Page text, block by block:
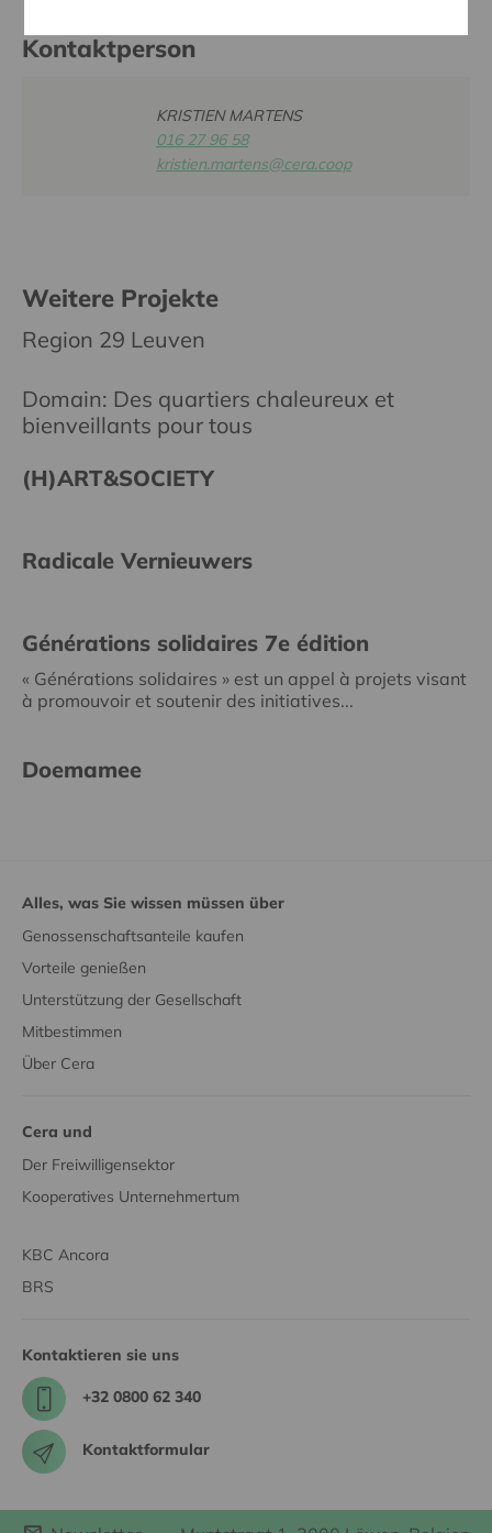
Kontaktperson
KRISTIEN MARTENS
016 27 96 58
kristien.martens@cera.coop
Weitere Projekte
Region 29 Leuven
Domain: Des quartiers chaleureux et
bienveillants pour tous
(H)ART&SOCIETY
Radicale Vernieuwers
Générations solidaires 7e édition
« Générations solidaires » est un appel à projets visant
à promouvoir et soutenir des initiatives...
Doemamee
Alles, was Sie wissen müssen über
Genossenschaftsanteile kaufen
Vorteile genießen
Unterstützung der Gesellschaft
Mitbestimmen
Über Cera
Cera und
Der Freiwilligensektor
Kooperatives Unternehmertum
KBC Ancora
BRS
Kontaktieren sie uns
+32 0800 62 340
Kontaktformular